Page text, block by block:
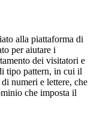
alla piattaforma di
per aiutare i
dei visitatori e
tipo pattern, in cui il
numeri e lettere, che
che imposta il